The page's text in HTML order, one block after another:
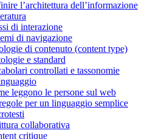
l’architettura dell’informazione
di interazione
di navigazione
di contenuto (content type)
e standard
controllati e tassonomie
leggono le persone sul web
per un linguaggio semplice
collaborativa
critique